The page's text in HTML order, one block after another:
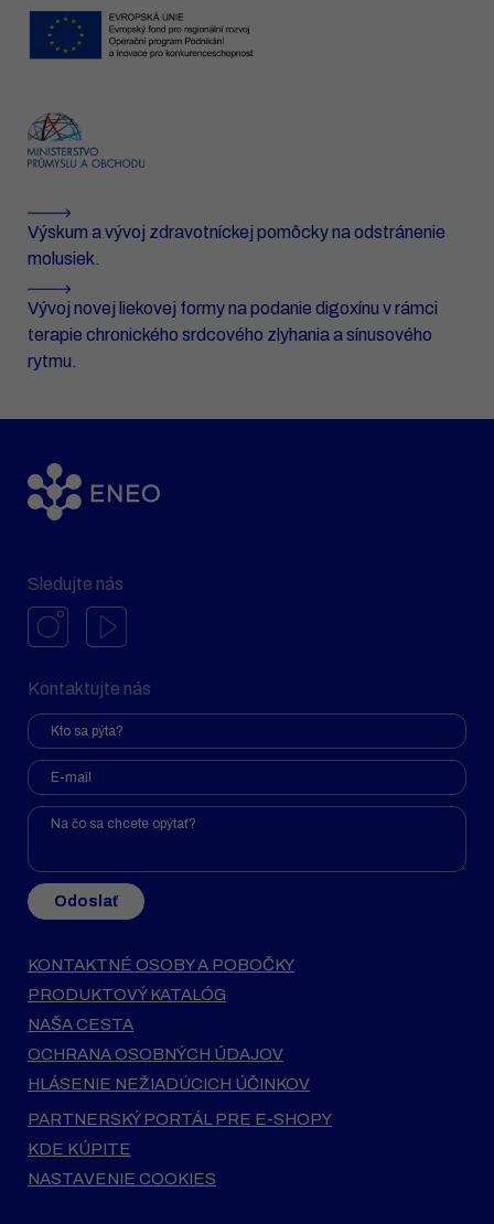
Výskum a vývoj zdravotníckej pomôcky na odstránenie
molusiek.
Vývoj novej liekovej formy na podanie digoxínu v rámci
terapie chronického srdcového zlyhania a sínusového
rytmu.
Sledujte nás
Kontaktujte nás
Odoslať
KONTAKTNÉ OSOBY A POBOČKY
PRODUKTOVÝ KATALÓG
NAŠA CESTA
OCHRANA OSOBNÝCH ÚDAJOV
HLÁSENIE NEŽIADÚCICH ÚČINKOV
PARTNERSKÝ PORTÁL PRE E-SHOPY
KDE KÚPITE
NASTAVENIE COOKIES